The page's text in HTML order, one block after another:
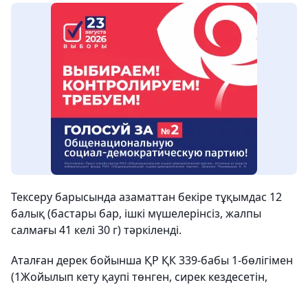
Тексеру барысында азаматтан бекіре тұқымдас 12
балық (бастары бар, ішкі мүшелерінсіз, жалпы
салмағы 41 келі 30 г) тәркіленді.
Аталған дерек бойынша ҚР ҚК 339-бабы 1-бөлігімен
(1Жойылып кету қаупi төнген, сирек кездесетiн,